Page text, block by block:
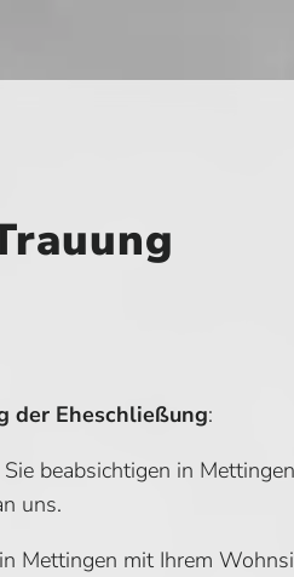
der Eheschließung:
beabsichtigen in
uns.
Mettingen mit Ihrem